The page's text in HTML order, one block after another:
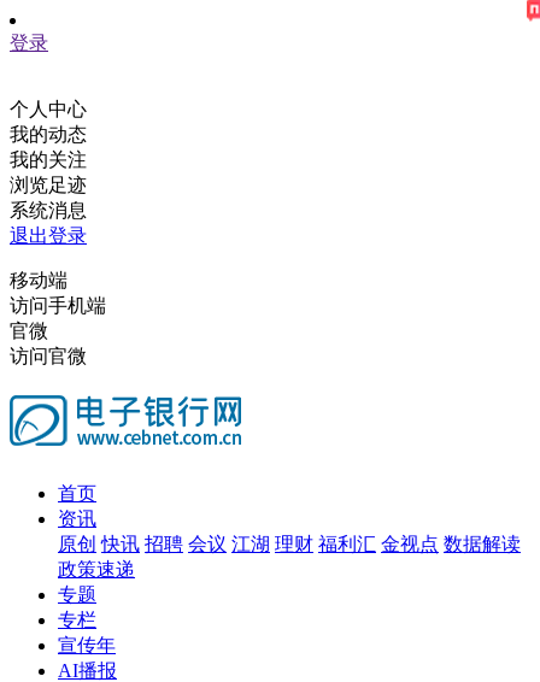
登录
个人中心
我的动态
我的关注
浏览足迹
系统消息
退出登录
移动端
访问手机端
官微
访问官微
首页
资讯
原创 快讯 招聘 会议 江湖 理财 福利汇 金视点 数据解读
政策速递
专题
专栏
宣传年
AI播报